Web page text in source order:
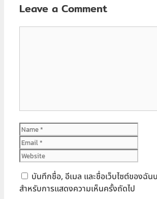
Leave a Comment
Name
บันทึกชื่อ, อีเมล และชื่อเว็บไซต์ของฉัน
สำหรับการแสดงความเห็นครั้งถัดไป